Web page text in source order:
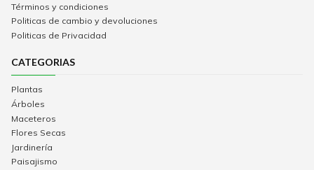
Términos y condiciones
Politicas de cambio y devoluciones
Politicas de Privacidad
CATEGORIAS
Plantas
Árboles
Maceteros
Flores Secas
Jardinería
Paisajismo